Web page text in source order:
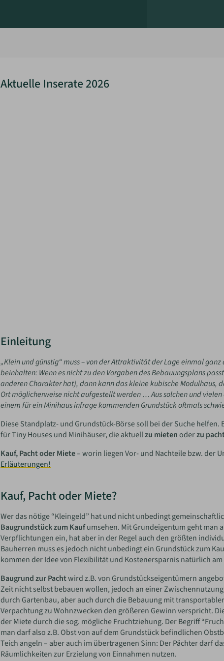
Aktuelle Inserate 2026
Einleitung
„Klein und günstig“ muss – von der Attraktivität der Lage einmal
beinhalten: Wenn es nicht zu den Vorgaben des Bebauungsplans
anderen Charakter hat), dann kann das kleine kubische Modulhaus,
Ort möglicherweise nicht aufgestellt werden … Aus solchen und
einem für ein Minihaus infrage kommenden Grundstück oftmals
Diese Standplatz- und Grundstück-Börse soll bei der Suche helfen.
für Tiny Houses und Minihäuser, die aktuellzu mietenoderzu
Kauf, Pacht oder Miete– worin liegen Vor- und Nachteile bzw. der
Erläuterungen!
Kauf, Pacht oder Miete?
Wer das nötige “Kleingeld” hat und nicht unbedingt
Baugrundstück zum Kaufumsehen. Mit Grundeigentum geht man
Verpflichtungen ein, hat aber in der Regel auch den größten
Bauherren muss es jedoch nicht unbedingt ein Grundstück zum
kommen der Idee von Flexibilität und Kostenersparnis natürlich
Baugrund zur Pachtwird z.B. von Grundstückseigentümern
Zeit nicht selbst bebauen wollen, jedoch an einer
durch Gartenbau, aber auch durch die Bebauung mit
Verpachtung zu Wohnzwecken den größeren Gewinn verspricht.
der Miete durch die sog. mögliche Fruchtziehung. Der Begriff
man darf also z.B. Obst von auf dem Grundstück befindlichen
Teich angeln – aber auch im übertragenen Sinn: Der Pächter darf
Räumlichkeiten zur Erzielung von Einnahmen nutzen.